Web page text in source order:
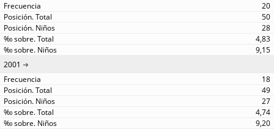
20
50
28
4,83
9,15
2001
18
49
27
4,74
9,20